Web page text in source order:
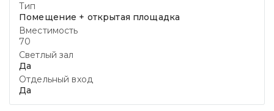
Тип
Помещение + открытая площадка
Вместимость
70
Светлый зал
Да
Отдельный вход
Да